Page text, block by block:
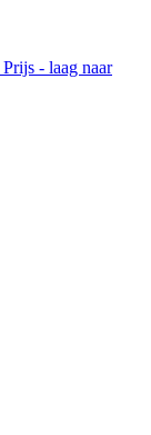
Prijs - laag naar